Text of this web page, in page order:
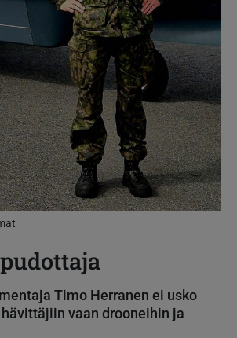
Timo Herranen ei usko
vaan drooneihin ja